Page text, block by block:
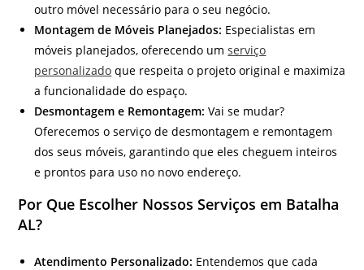
outro móvel necessário para o seu negócio.
Montagem de Móveis Planejados: Especialistas em
móveis planejados, oferecendo umserviço
personalizado que respeita o projeto original e maximiza
a funcionalidade do espaço.
Desmontagem e Remontagem: Vai se mudar?
Oferecemos o serviço de desmontagem e remontagem
dos seus móveis, garantindo que eles cheguem inteiros
e prontos para uso no novo endereço.
Por Que Escolher Nossos Serviços em Batalha
AL?
Atendimento Personalizado: Entendemos que cada